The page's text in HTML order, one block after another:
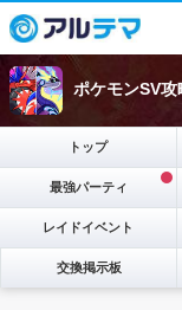
ポケモンSV
トップ
最強パーティ
レイドイベント
交換掲示板